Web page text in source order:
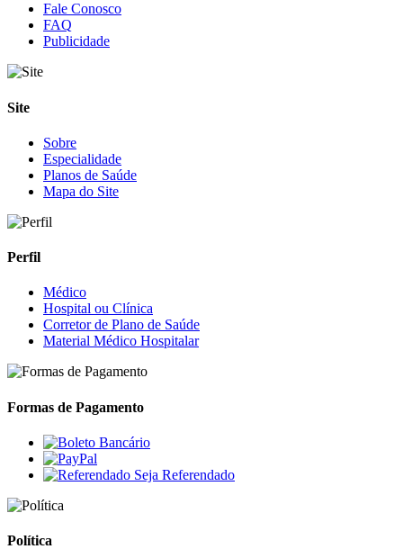
Fale Conosco
FAQ
Publicidade
Site
Sobre
Especialidade
Planos de Saúde
Mapa do Site
Perfil
Médico
Hospital ou Clínica
Corretor de Plano de Saúde
Material Médico Hospitalar
Formas de Pagamento
Seja Referendado
Política